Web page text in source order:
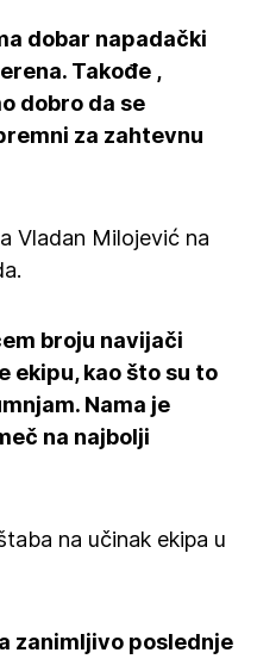
dobar napadački
Takođe ,
dobro da se
za zahtevnu
Vladan Milojević na
broju navijači
ekipu, kao što su to
Nama je
na najbolji
na učinak ekipa u
zanimljivo poslednje